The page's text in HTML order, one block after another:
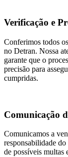
Verificação e
Conferimos todos
no Detran. Nossa
garante que o
precisão para
cumpridas.
Comunicação
Comunicamos a
responsabilidade
de possíveis multas